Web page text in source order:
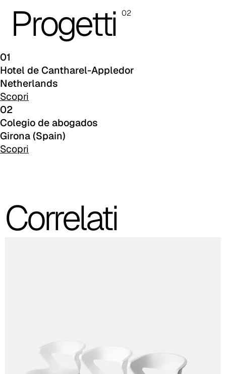
A 26FProgetti 02
01
Hotel de Cantharel-Appledor
Netherlands
Scopri
02
Colegio de abogados
Girona (Spain)
Scopri
Correlati